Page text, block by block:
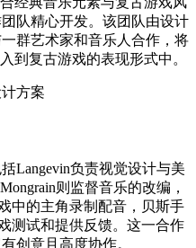
队精心开发。该团队由设计
群艺术家和音乐人合作，将
到复古游戏的表现形式中。
Langevin负责视觉设计与美
则监督音乐的改编，
戏中的主角录制配音，贝斯手
测试和提供反馈。这一合作
创意且高度协作。